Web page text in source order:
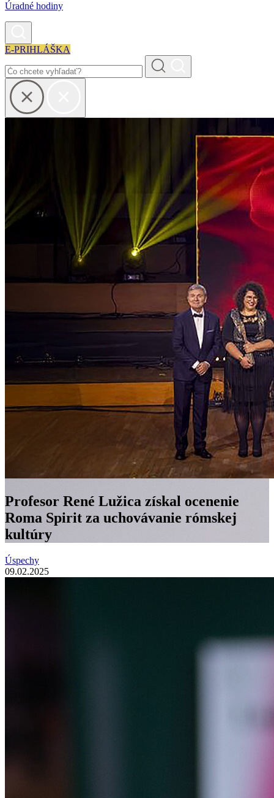
Úradné hodiny
E-PRIHLÁŠKA
Profesor René Lužica získal ocenenie
Roma Spirit za uchovávanie rómskej
kultúry
Úspechy
09.02.2025